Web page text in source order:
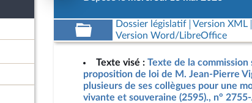
Dossier législatif Version XML
Version Word/LibreOffice
Texte visé : Texte de la commission
proposition de loi de M. Jean-Pierre
plusieurs de ses collègues pour une
vivante et souveraine (2595)., n°